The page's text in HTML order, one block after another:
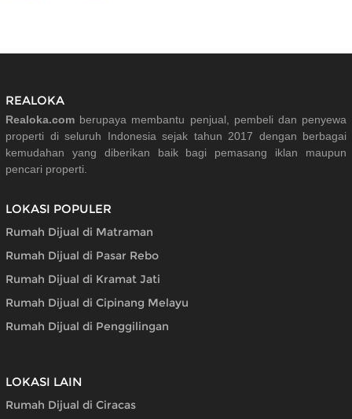
REALOKA
Realoka.com berupaya membantu penjual, pembeli dan penyewa
properti di seluruh Indonesia sejak tahun 2017 dengan berbagai
kemudahan yang diberikan baik bagi pemasang iklan maupun
pencari properti.
LOKASI POPULER
Rumah Dijual di Matraman
Rumah Dijual di Pasar Rebo
Rumah Dijual di Kramat Jati
Rumah Dijual di Cipinang Melayu
Rumah Dijual di Penggilingan
LOKASI LAIN
Rumah Dijual di Ciracas